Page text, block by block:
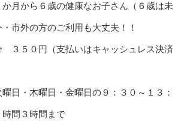
から６歳の健康なお子さん（６歳は未
市外の方のご利用も大丈夫！！
３５０円（支払いはキャッシュレス決済
日・木曜日・金曜日の９：３０～１３：
間３時間まで